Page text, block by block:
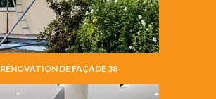
RÉNOVATION DE FAÇADE 38